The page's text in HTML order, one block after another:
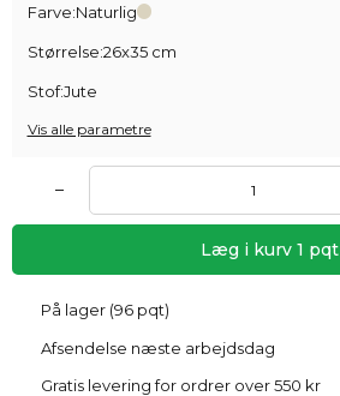
Farve:Naturlig
Størrelse:26x35 cm
Stof:Jute
Vis alle parametre
–
Læg i kurv 1 pqt
På lager (96 pqt)
Afsendelse næste arbejdsdag
Gratis levering for ordrer over 550 kr